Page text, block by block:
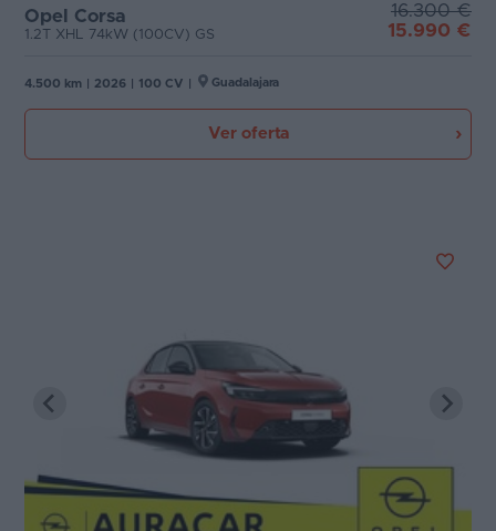
Opel Corsa
1.2T XHL 74kW (100CV) GS
16.300 €
15.990 €
4.500 km 2026 100 CV Guadalajara
Ver oferta